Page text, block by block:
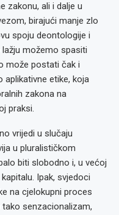
zakonu, ali i dalje u
birajući manje zlo
spoju deontologije i
možemo spasiti
može postati čak i
aplikativne etike, koja
zakona na
praksi.
vrijedi u slučaju
u pluralističkom
biti slobodno i, u većoj
Ipak, svjedoci
na cjelokupni proces
senzacionalizam,